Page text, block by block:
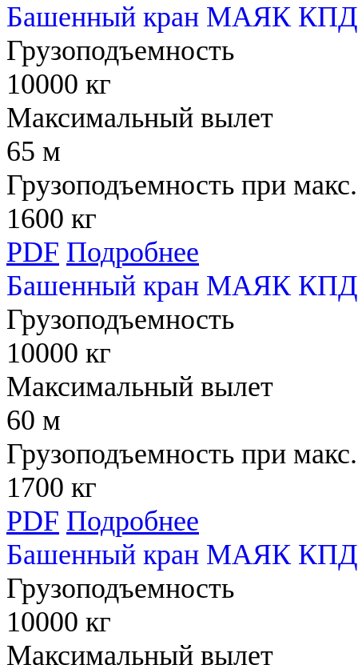
Башенный кран МАЯК КПД
Грузоподъемность
10000 кг
Максимальный вылет
65 м
Грузоподъемность при
1600 кг
PDF Подробнее
Башенный кран МАЯК КПД
Грузоподъемность
10000 кг
Максимальный вылет
60 м
Грузоподъемность при
1700 кг
PDF Подробнее
Башенный кран МАЯК КПД
Грузоподъемность
10000 кг
Максимальный вылет